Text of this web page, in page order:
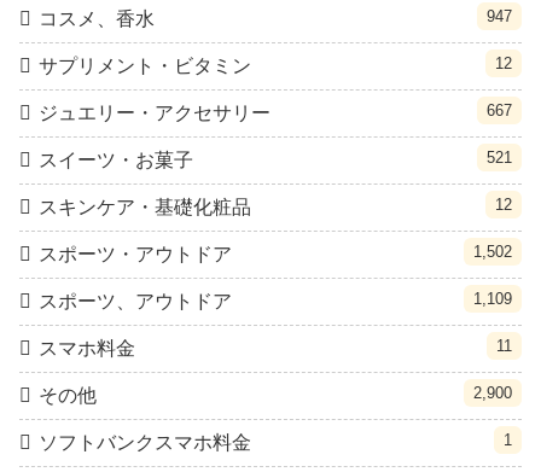
コスメ、香水 947
サプリメント・ビタミン 12
ジュエリー・アクセサリー 667
スイーツ・お菓子 521
スキンケア・基礎化粧品 12
スポーツ・アウトドア 1,502
スポーツ、アウトドア 1,109
スマホ料金 11
その他 2,900
ソフトバンクスマホ料金 1